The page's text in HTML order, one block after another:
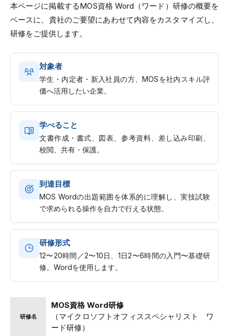
本ページに掲載するMOS資格 Word（ワード）研修の概要を
ベースに、貴社のご要望にあわせて内容をカスタマイズし、
研修をご提供します。
対象者
学生・内定者・新入社員の方、MOSを社内スキル評
価へ活用したい企業。
学べること
文書作成・書式、図表、参考資料、差し込み印刷、
校閲、共有・保護。
到達目標
MOS Wordの出題範囲を体系的に理解し、実技試験
で求められる操作を自力で行える状態。
研修形式
12〜20時間／2〜10日、1日2〜6時間の入門〜基礎研
修。Wordを使用します。
研修名
MOS資格 Word研修
（マイクロソフトオフィススペシャリスト ワ
ード研修）